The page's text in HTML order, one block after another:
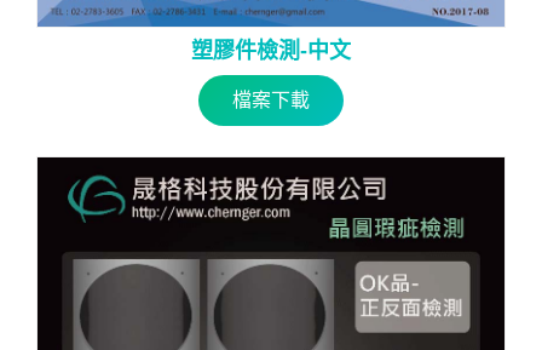
塑膠件檢測-中文
檔案下載